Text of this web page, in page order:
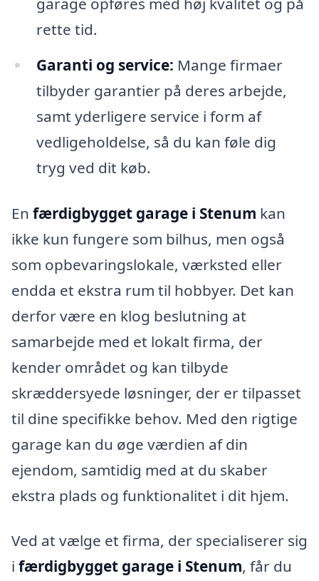
rette tid.
Garanti og service: Mange firmaer
tilbyder garantier på deres arbejde,
samt yderligere service i form af
vedligeholdelse, så du kan føle dig
tryg ved dit køb.
En færdigbygget garage i Stenum kan
ikke kun fungere som bilhus, men også
som opbevaringslokale, værksted eller
endda et ekstra rum til hobbyer. Det kan
derfor være en klog beslutning at
samarbejde med et lokalt firma, der
kender området og kan tilbyde
skræddersyede løsninger, der er tilpasset
til dine specifikke behov. Med den rigtige
garage kan du øge værdien af din
ejendom, samtidig med at du skaber
ekstra plads og funktionalitet i dit hjem.
Ved at vælge et firma, der specialiserer sig
i færdigbygget garage i Stenum, får du